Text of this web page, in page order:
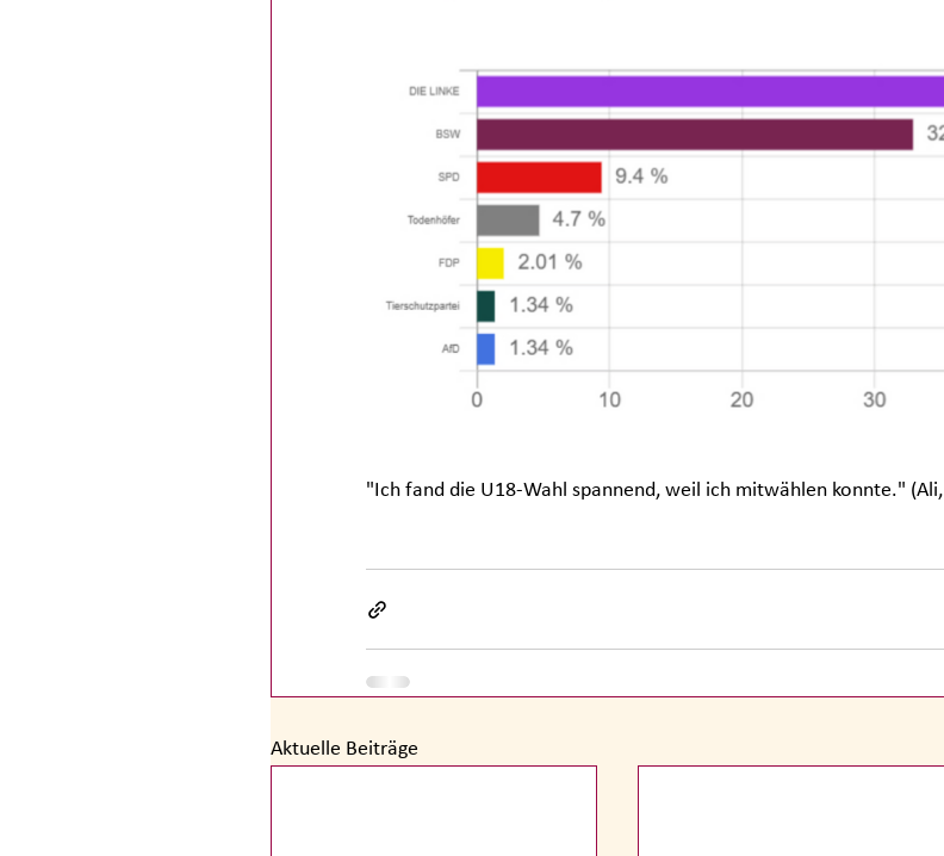
"Ich fand die U18-Wahl spannend, weil ich mitwählen konnte."
Aktuelle Beiträge